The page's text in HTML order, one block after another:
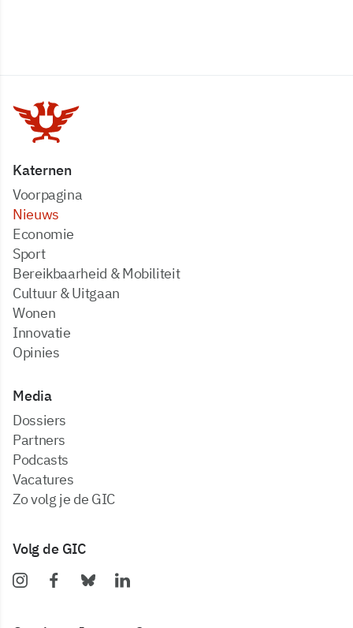
Katernen
Voorpagina
Nieuws
Economie
Sport
Bereikbaarheid & Mobiliteit
Cultuur & Uitgaan
Wonen
Innovatie
Opinies
Media
dossiers
partners
podcasts
vacatures
zo volg je de GIC
Volg de GIC